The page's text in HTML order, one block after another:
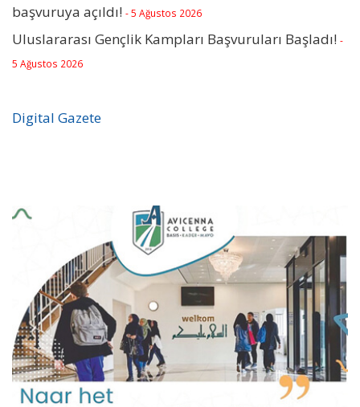
başvuruya açıldı! - 5 Ağustos 2026
Uluslararası Gençlik Kampları Başvuruları Başladı! -
5 Ağustos 2026
Digital Gazete